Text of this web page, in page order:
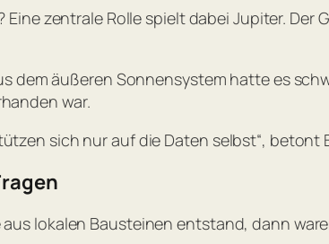
zentrale Rolle spielt dabei Jupiter.
dem äußeren Sonnensystem hatte es
war.
sich nur auf die Daten selbst“, betont
lokalen Bausteinen entstand, dann